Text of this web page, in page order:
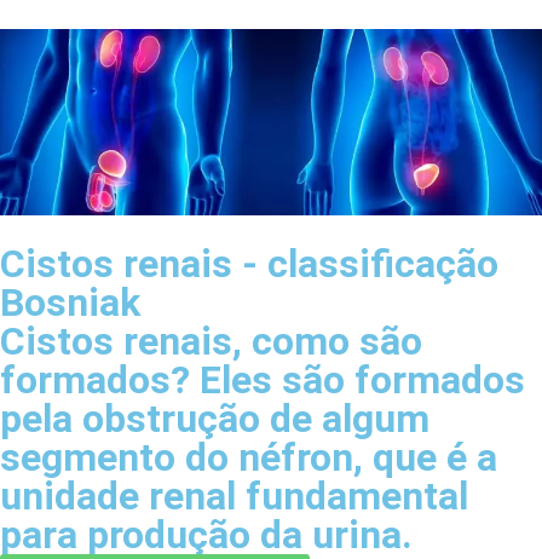
Cistos renais - classificação
Bosniak
Cistos renais, como são
formados? Eles são formados
pela obstrução de algum
segmento do néfron, que é a
unidade renal fundamental
para produção da urina.